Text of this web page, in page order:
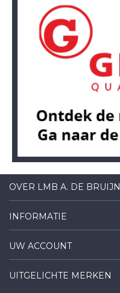
OVER LMB A. DE BRUIJN
INFORMATIE
UW ACCOUNT
UITGELICHTE MERKEN